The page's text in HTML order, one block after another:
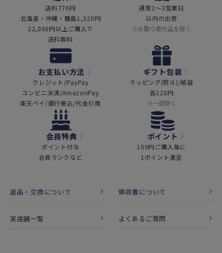
送料770円
北海道・沖縄・離島1,320円
22,000円以上ご購入で
送料無料
通常1～3営業日
以内の出荷
※お取り寄せ品を除く
お支払い方法
クレジット/PayPay
コンビニ決済/AmazonPay
楽天ペイ/銀行振込/代金引換
ギフト包装
ラッピング(熨斗)/紙袋
各220円
※一部除く
会員特典
ポイント付与
会員ランクなど
ポイント
100円ご購入毎に
1ポイント進呈
返品・交換について 領収書について
実店舗一覧 よくあるご質問